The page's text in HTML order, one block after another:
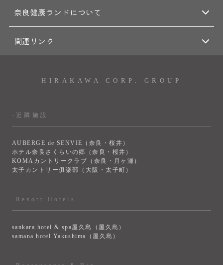
奈良健康ランドについて
関連リンク
HIRAKAWA CORP. GROUP
-近隣施設
AUBERGE de SENVIE（奈良・桜井）
ホテル奈良さくらいの郷（奈良・桜井）
KOMAカントリークラブ（奈良・月ヶ瀬）
太子カントリー俱楽部（大阪・太子町）
-Resort Hotels
sankara hotel & spa屋久島（屋久島）
samana hotel Yakushima（屋久島）